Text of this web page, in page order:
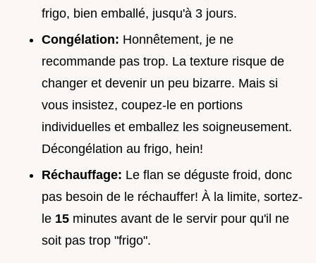
frigo, bien emballé, jusqu'à 3 jours.
Congélation: Honnêtement, je ne
recommande pas trop. La texture risque de
changer et devenir un peu bizarre. Mais si
vous insistez, coupez-le en portions
individuelles et emballez les soigneusement.
Décongélation au frigo, hein!
Réchauffage: Le flan se déguste froid, donc
pas besoin de le réchauffer! À la limite, sortez-
le 15 minutes avant de le servir pour qu'il ne
soit pas trop "frigo".